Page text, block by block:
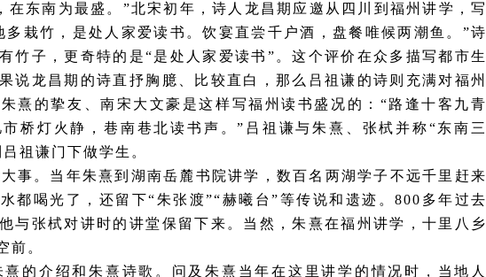
在东南为最盛。”北宋初年，诗人龙昌期应邀从四川到福州讲学，写
栽竹，是处人家爱读书。饮宴直尝千户酒，盘餐唯候两潮鱼。”诗
竹子，更奇特的是“是处人家爱读书”。这个评价在众多描写都市生
说龙昌期的诗直抒胸臆、比较直白，那么吕祖谦的诗则充满对福州
熹的挚友、南宋大文豪是这样写福州读书盛况的：“路逢十客九青
桥灯火静，巷南巷北读书声。”吕祖谦与朱熹、张栻并称“东南三
祖谦门下做学生。
事。当年朱熹到湖南岳麓书院讲学，数百名两湖学子不远千里赶来
都喝光了，还留下“朱张渡”“赫曦台”等传说和遗迹。800多年过去
与张栻对讲时的讲堂保留下来。当然，朱熹在福州讲学，十里八乡
前。
的介绍和朱熹诗歌。问及朱熹当年在这里讲学的情况时，当地人